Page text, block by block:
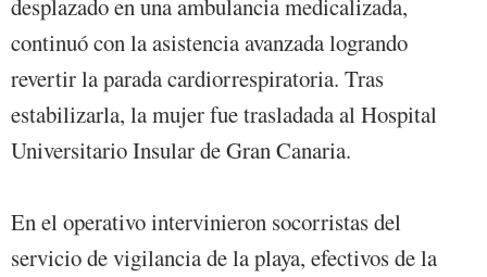
desplazado en una ambulancia medicalizada,
continuó con la asistencia avanzada logrando
revertir la parada cardiorrespiratoria. Tras
estabilizarla, la mujer fue trasladada al Hospital
Universitario Insular de Gran Canaria.
En el operativo intervinieron socorristas del
servicio de vigilancia de la playa, efectivos de la